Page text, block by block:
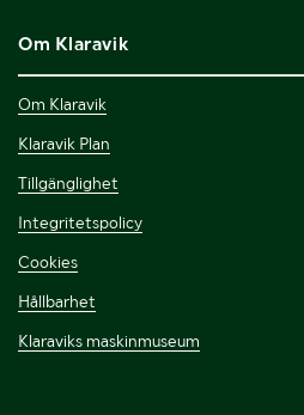
Om Klaravik
Om Klaravik
Klaravik Plan
Tillgänglighet
Integritetspolicy
Cookies
Hållbarhet
Klaraviks maskinmuseum